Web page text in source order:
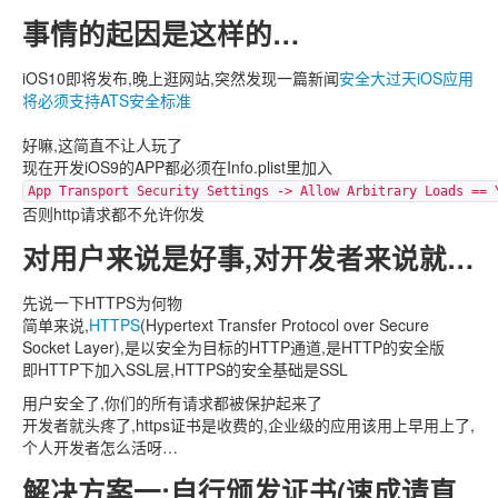
事情的起因是这样的…
iOS10即将发布,晚上逛网站,突然发现一篇新闻安全大过天iOS应用
将必须支持ATS安全标准
好嘛,这简直不让人玩了
现在开发iOS9的APP都必须在Info.plist里加入
App Transport Security Settings -> Allow Arbitrary Loads ==
否则http请求都不允许你发
对用户来说是好事,对开发者来说就…
先说一下HTTPS为何物
简单来说,HTTPS(Hypertext Transfer Protocol over Secure
Socket Layer),是以安全为目标的HTTP通道,是HTTP的安全版
即HTTP下加入SSL层,HTTPS的安全基础是SSL
用户安全了,你们的所有请求都被保护起来了
开发者就头疼了,https证书是收费的,企业级的应用该用上早用上了,
个人开发者怎么活呀…